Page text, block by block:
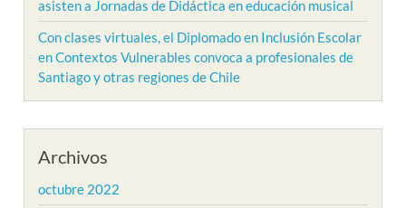
asisten a Jornadas de Didáctica en educación musical
Con clases virtuales, el Diplomado en Inclusión Escolar
en Contextos Vulnerables convoca a profesionales de
Santiago y otras regiones de Chile
Archivos
octubre 2022